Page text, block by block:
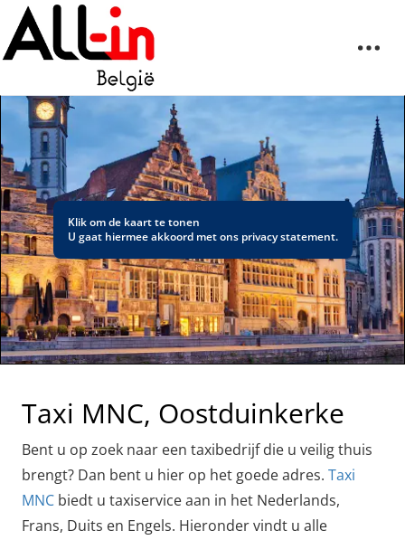
Klik om de kaart te tonen
U gaat hiermee akkoord met ons privacy statement.
Taxi MNC, Oostduinkerke
Bent u op zoek naar een taxibedrijf die u veilig thuis
brengt? Dan bent u hier op het goede adres. Taxi
MNC biedt u taxiservice aan in het Nederlands,
Frans, Duits en Engels. Hieronder vindt u alle